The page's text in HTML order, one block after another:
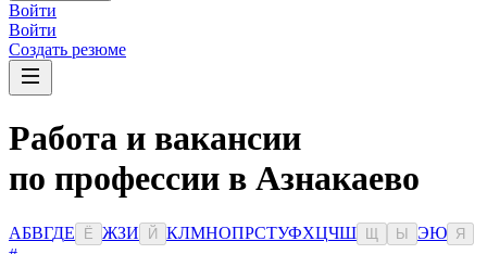
Войти
Войти
Создать резюме
Работа и вакансии
по профессии в Азнакаево
АБВГДЕ Ё ЖЗИ Й КЛМНОПРСТУФХЦЧШ Ы ЭЮ Я